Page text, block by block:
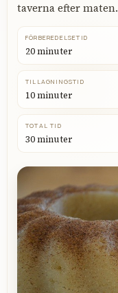
taverna efter maten.
FÖRBEREDELSETID
20 minuter
TILLAGNINGSTID
10 minuter
TOTAL TID
30 minuter